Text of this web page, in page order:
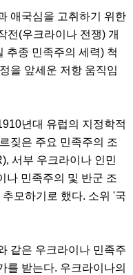
애국심을 고취하기 위한
전(우크라이나 전쟁) 개
추종 민족주의 세력) 척
을 앞세운 저항 움직임
년대 유럽의 지정학적
짖은 주요 민족주의 조
서부 우크라이나 인민
나 민족주의 및 반군 조
모하기로 했다. 소위 '국
같은 우크라이나 민족주
를 받는다. 우크라이나의